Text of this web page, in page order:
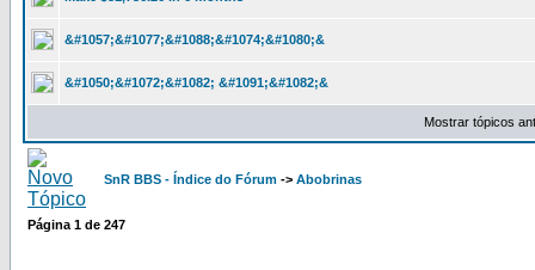
&#1057;&#1077;&#1088;&#1074;&#1080;&
&#1050;&#1072;&#1082; &#1091;&#1082;&
Mostrar tópicos
SnR BBS - Índice do Fórum -> Abobrinas
Página 1 de 247